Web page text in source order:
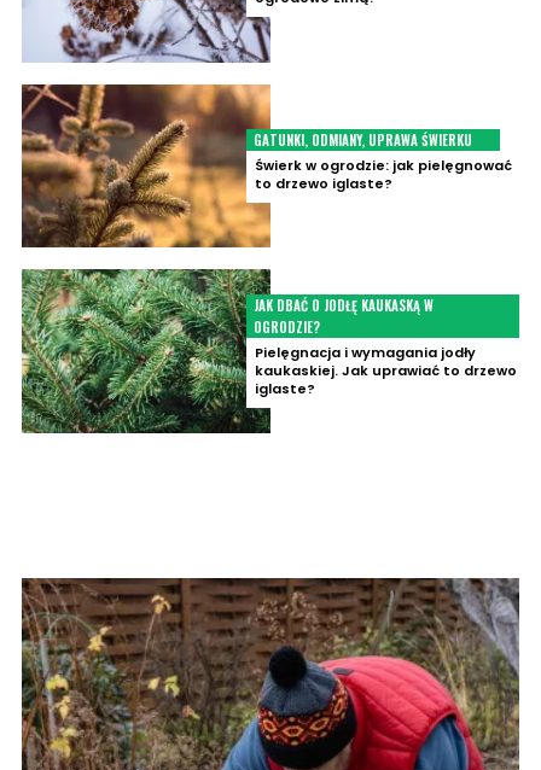
GATUNKI, ODMIANY, UPRAWA ŚWIERKU
Świerk w ogrodzie: jak pielęgnować
to drzewo iglaste?
JAK DBAĆ O JODŁĘ KAUKASKĄ W
OGRODZIE?
Pielęgnacja i wymagania jodły
kaukaskiej. Jak uprawiać to drzewo
iglaste?